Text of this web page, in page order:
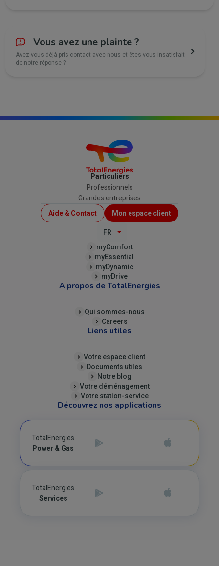
Vous avez une plainte ?
Avez-vous déjà pris contact avec nous et êtes-vous insatisfait
de notre réponse ?
Particuliers
Professionnels
Grandes entreprises
Menu
Top
Aide & Contact Mon espace client
FR
myComfort
myEssential
myDynamic
myDrive
A propos de TotalEnergies
Qui sommes-nous
Careers
Liens utiles
Votre espace client
Documents utiles
Notre blog
Votre déménagement
Votre station-service
Découvrez nos applications
TotalEnergies
Power & Gas
TotalEnergies
Services